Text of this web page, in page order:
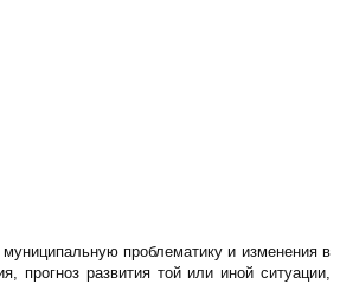
проблематику и изменения в
прогноз развития той или иной ситуации,